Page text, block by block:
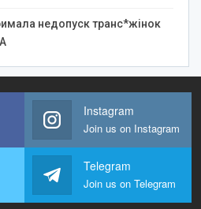
недопуск транс*жінок
Instagram
Join us on Instagram
Telegram
Join us on Telegram